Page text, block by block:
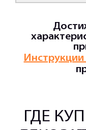
ГДЕ